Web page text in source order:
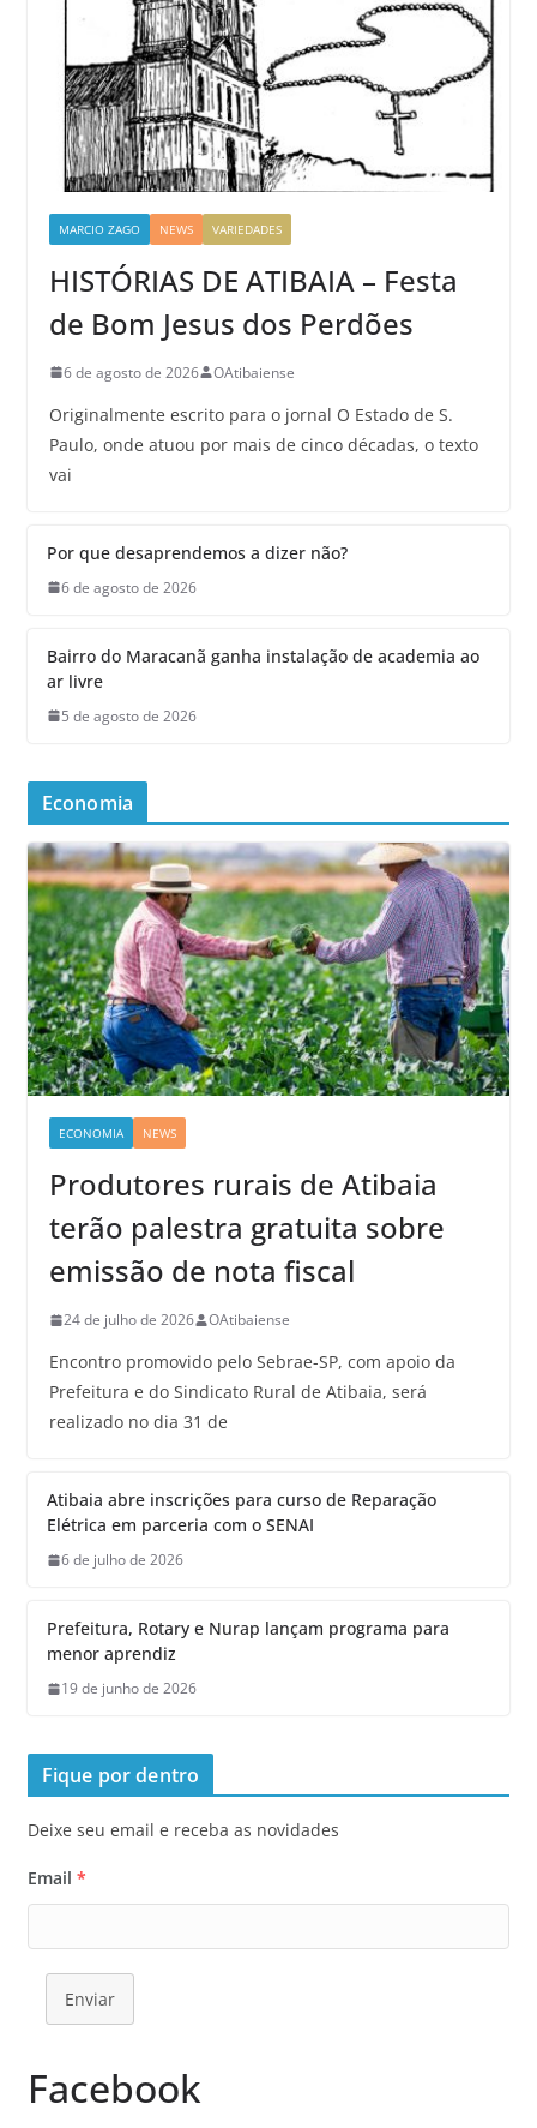
MARCIO ZAGO NEWS VARIEDADES
HISTÓRIAS DE ATIBAIA – Festa
de Bom Jesus dos Perdões
6 de agosto de 2026 OAtibaiense
Originalmente escrito para o jornal O Estado de S.
Paulo, onde atuou por mais de cinco décadas, o texto
vai
Por que desaprendemos a dizer não?
6 de agosto de 2026
Bairro do Maracanã ganha instalação de academia ao
ar livre
5 de agosto de 2026
Economia
ECONOMIA NEWS
Produtores rurais de Atibaia
terão palestra gratuita sobre
emissão de nota fiscal
24 de julho de 2026 OAtibaiense
Encontro promovido pelo Sebrae-SP, com apoio da
Prefeitura e do Sindicato Rural de Atibaia, será
realizado no dia 31 de
Atibaia abre inscrições para curso de Reparação
Elétrica em parceria com o SENAI
6 de julho de 2026
Prefeitura, Rotary e Nurap lançam programa para
menor aprendiz
19 de junho de 2026
Fique por dentro
Deixe seu email e receba as novidades
Email *
Enviar
Facebook